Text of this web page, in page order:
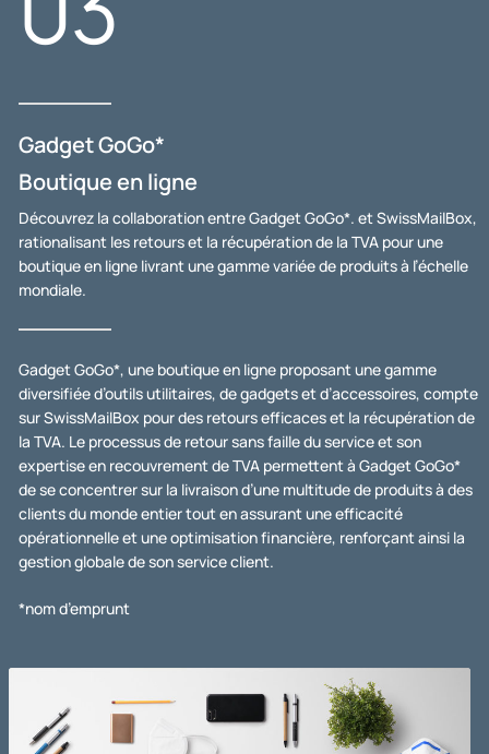
Gadget GoGo*
Boutique en ligne
Découvrez la collaboration entre Gadget GoGo*. et SwissMailBox,
rationalisant les retours et la récupération de la TVA pour une
boutique en ligne livrant une gamme variée de produits à l’échelle
mondiale.
Gadget GoGo*, une boutique en ligne proposant une gamme
diversifiée d’outils utilitaires, de gadgets et d’accessoires, compte
sur SwissMailBox pour des retours efficaces et la récupération de
la TVA. Le processus de retour sans faille du service et son
expertise en recouvrement de TVA permettent à Gadget GoGo*
de se concentrer sur la livraison d’une multitude de produits à des
clients du monde entier tout en assurant une efficacité
opérationnelle et une optimisation financière, renforçant ainsi la
gestion globale de son service client.
*nom d’emprunt